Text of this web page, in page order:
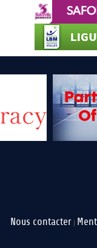
Nous contacter |